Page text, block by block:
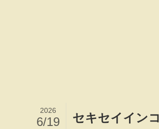
セキセイイン
2026
6/19